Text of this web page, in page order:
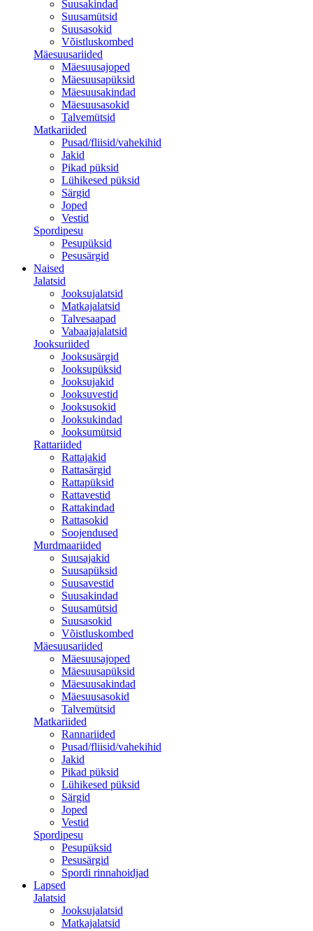
Suusakindad
Suusamütsid
Suusasokid
Võistluskombed
Mäesuusariided
Mäesuusajoped
Mäesuusapüksid
Mäesuusakindad
Mäesuusasokid
Talvemütsid
Matkariided
Pusad/fliisid/vahekihid
Jakid
Pikad püksid
Lühikesed püksid
Särgid
Joped
Vestid
Spordipesu
Pesupüksid
Pesusärgid
Naised
Jalatsid
Jooksujalatsid
Matkajalatsid
Talvesaapad
Vabaajajalatsid
Jooksuriided
Jooksusärgid
Jooksupüksid
Jooksujakid
Jooksuvestid
Jooksusokid
Jooksukindad
Jooksumütsid
Rattariided
Rattajakid
Rattasärgid
Rattapüksid
Rattavestid
Rattakindad
Rattasokid
Soojendused
Murdmaariided
Suusajakid
Suusapüksid
Suusavestid
Suusakindad
Suusamütsid
Suusasokid
Võistluskombed
Mäesuusariided
Mäesuusajoped
Mäesuusapüksid
Mäesuusakindad
Mäesuusasokid
Talvemütsid
Matkariided
Rannariided
Pusad/fliisid/vahekihid
Jakid
Pikad püksid
Lühikesed püksid
Särgid
Joped
Vestid
Spordipesu
Pesupüksid
Pesusärgid
Spordi rinnahoidjad
Lapsed
Jalatsid
Jooksujalatsid
Matkajalatsid